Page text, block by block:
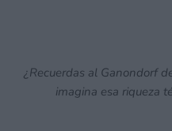
¿Recuerdas al Ganondorf
imagina esa riqueza